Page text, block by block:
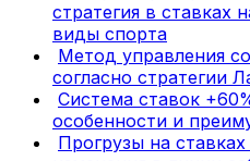
стратегия в ставках
виды спорта
Метод управления
согласно стратегии
Система ставок
особенности и
Прогрузы на